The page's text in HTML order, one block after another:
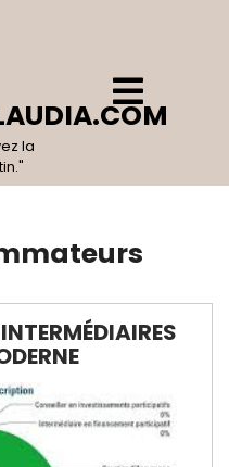
la
Open
Menu